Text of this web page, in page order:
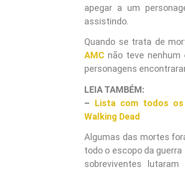
apegar a um
assistindo.
Quando se trata de
AMC não teve nenhum
personagens
LEIA TAMBÉM:
– Lista com todos os
Walking Dead
Algumas das mortes
todo o escopo da
sobreviventes